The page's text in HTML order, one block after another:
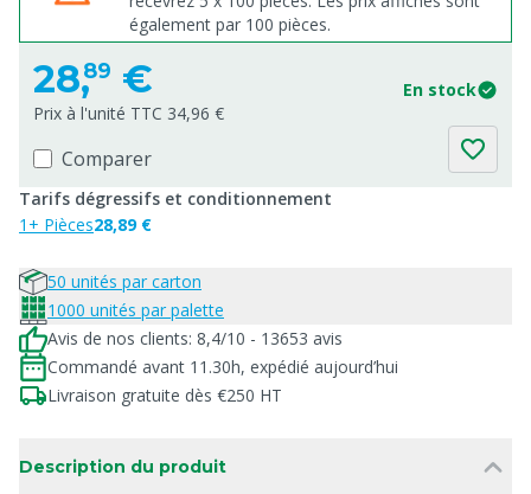
également par 100 pièces.
28,89 €
En stock
Prix à l'unité TTC 34,96 €
Comparer
Tarifs dégressifs et conditionnement
1+ Pièces28,89 €
50 unités par carton
1000 unités par palette
Avis de nos clients: 8,4/10 - 13653 avis
Commandé avant 11.30h, expédié aujourd’hui
Livraison gratuite dès €250 HT
Description du produit